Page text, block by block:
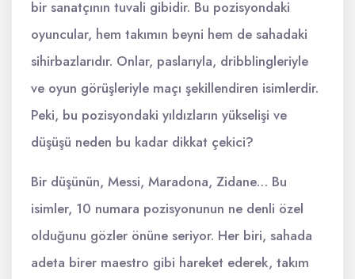
bir sanatçının tuvali gibidir. Bu pozisyondaki
oyuncular, hem takımın beyni hem de sahadaki
sihirbazlarıdır. Onlar, paslarıyla, dribblingleriyle
ve oyun görüşleriyle maçı şekillendiren isimlerdir.
Peki, bu pozisyondaki yıldızların yükselişi ve
düşüşü neden bu kadar dikkat çekici?
Bir düşünün, Messi, Maradona, Zidane… Bu
isimler, 10 numara pozisyonunun ne denli özel
olduğunu gözler önüne seriyor. Her biri, sahada
adeta birer maestro gibi hareket ederek, takım